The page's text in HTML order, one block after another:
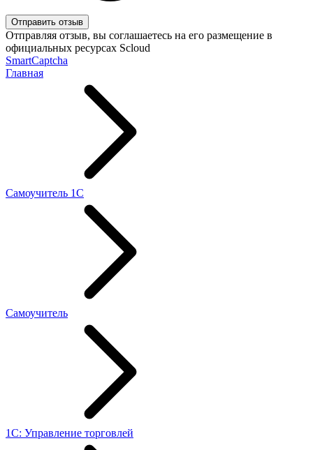
Отправить отзыв
Отправляя отзыв, вы соглашаетесь на его размещение в
официальных ресурсах Scloud
SmartCaptcha
Главная
Самоучитель 1С
Самоучитель
1С: Управление торговлей